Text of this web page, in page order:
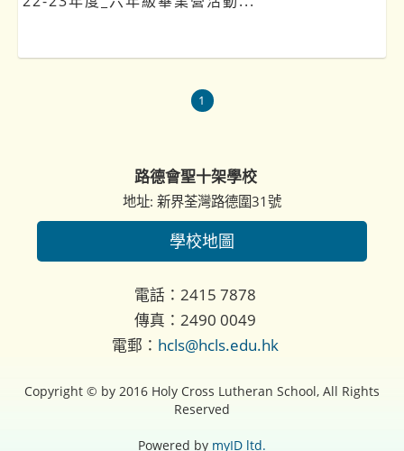
1
路德會聖十架學校
地址: 新界荃灣路德圍31號
學校地圖
電話：2415 7878
傳真：2490 0049
電郵： hcls@hcls.edu.hk
Copyright © by 2016 Holy Cross Lutheran School, All Rights
Reserved
Powered by myID ltd.